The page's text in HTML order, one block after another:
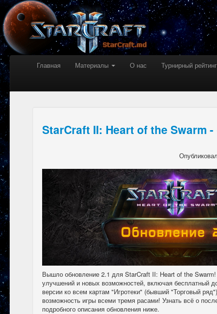
Главная Материалы О нас Турнирный рейтинг
StarCraft II: Heart of the Swarm
Вышло обновление 2.1 для StarCraft II: Heart of the
улучшений и новых возможностей, включая бесплатный
версии ко всем картам "Игротеки" (бывший "Торговый
возможность игры всеми тремя расами! Узнать всё о
подробного описания обновления ниже.